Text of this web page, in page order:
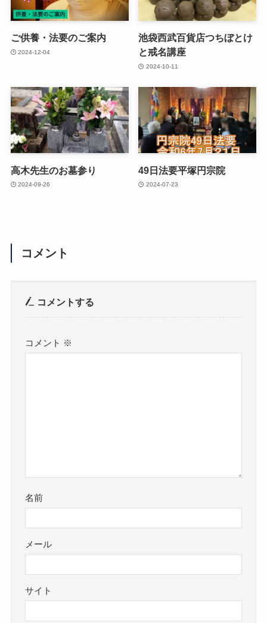
ご供養・法要のご案内
2024-12-04
池袋西武百貨店つちぼとけ
と戒名講座
2024-10-11
高木先生のお墓参り
2024-09-26
49日法要平塚円宗院
2024-07-23
コメント
コメントする
コメント ※
名前
メール
サイト